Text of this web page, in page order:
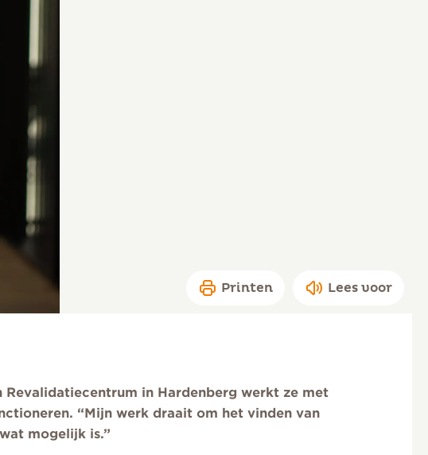
Printen Lees voor
in Hardenberg werkt ze met
“Mijn werk draait om het vinden van
mogelijk is.”